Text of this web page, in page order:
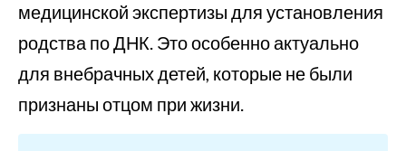
медицинской экспертизы для установления
родства по ДНК. Это особенно актуально
для внебрачных детей, которые не были
признаны отцом при жизни.